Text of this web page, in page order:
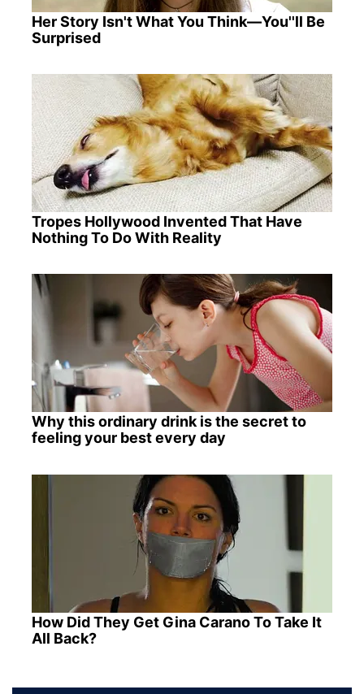
Her Story Isn't What You Think—You''ll Be
Surprised
Tropes Hollywood Invented That Have
Nothing To Do With Reality
Why this ordinary drink is the secret to
feeling your best every day
How Did They Get Gina Carano To Take It
All Back?